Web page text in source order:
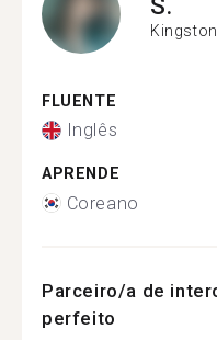
Kingston
FLUENTE
Inglês
APRENDE
Coreano
Parceiro/a de
perfeito